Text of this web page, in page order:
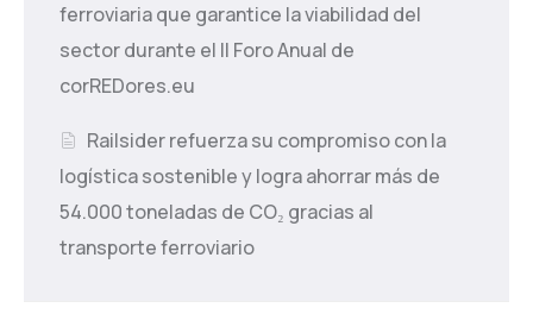
ferroviaria que garantice la viabilidad del
sector durante el II Foro Anual de
corREDores.eu
Railsider refuerza su compromiso con la
logística sostenible y logra ahorrar más de
54.000 toneladas de CO₂ gracias al
transporte ferroviario